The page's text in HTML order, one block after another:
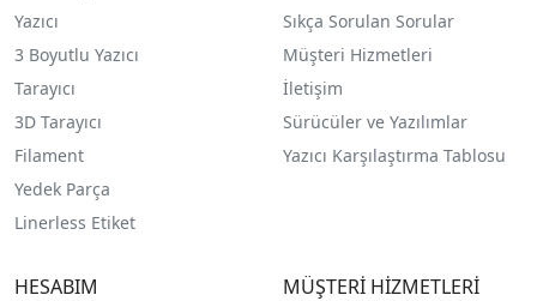
Yazıcı
3 Boyutlu Yazıcı
Tarayıcı
3D Tarayıcı
Filament
Yedek Parça
Linerless Etiket
Sıkça Sorulan Sorular
Müşteri Hizmetleri
İletişim
Sürücüler ve Yazılımlar
Yazıcı Karşılaştırma Tablosu
HESABIM MÜŞTERİ HİZMETLERİ